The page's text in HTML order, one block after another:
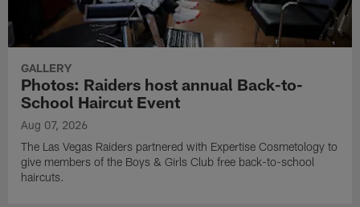
GALLERY
Photos: Raiders host annual Back-to-
School Haircut Event
Aug 07, 2026
The Las Vegas Raiders partnered with Expertise Cosmetology to
give members of the Boys & Girls Club free back-to-school
haircuts.